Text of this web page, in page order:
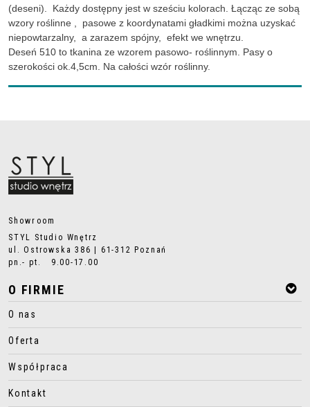
(deseni). Każdy dostępny jest w sześciu kolorach. Łącząc ze sobą
wzory roślinne , pasowe z koordynatami gładkimi można uzyskać
niepowtarzalny, a zarazem spójny, efekt we wnętrzu.
Deseń 510 to tkanina ze wzorem pasowo- roślinnym. Pasy o
szerokości ok.4,5cm. Na całości wzór roślinny.
Showroom
STYL Studio Wnętrz
ul. Ostrowska 386 | 61-312 Poznań
pn.- pt. 9.00-17.00
O FIRMIE
O nas
Oferta
Współpraca
Kontakt